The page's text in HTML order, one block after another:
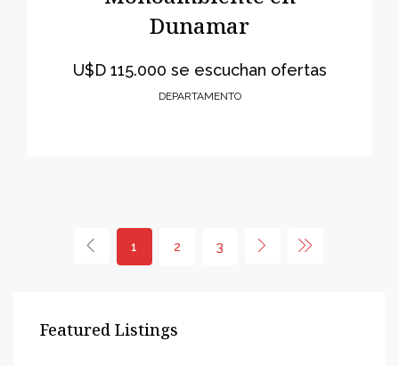
Dunamar
U$D 115.000 se escuchan ofertas
DEPARTAMENTO
1 2 3
Featured Listings